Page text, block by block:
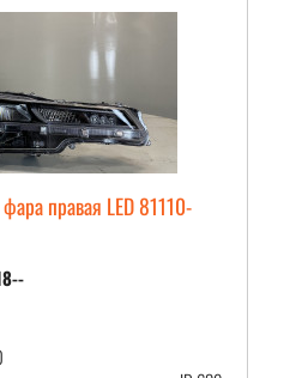
правая LED 81110-